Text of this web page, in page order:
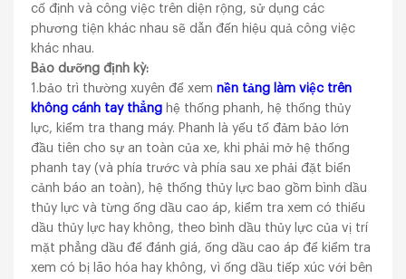
cố định và công việc trên diện rộng, sử dụng các
phương tiện khác nhau sẽ dẫn đến hiệu quả công việc
khác nhau.
Bảo dưỡng định kỳ:
1.bảo trì thường xuyên để xemnền tảng làm việc trên
không cánh tay thẳng hệ thống phanh, hệ thống thủy
lực, kiểm tra thang máy. Phanh là yếu tố đảm bảo lớn
đầu tiên cho sự an toàn của xe, khi phải mở hệ thống
phanh tay (và phía trước và phía sau xe phải đặt biển
cảnh báo an toàn), hệ thống thủy lực bao gồm bình dầu
thủy lực và từng ống dầu cao áp, kiểm tra xem có thiếu
dầu thủy lực hay không, theo bình dầu thủy lực của vị trí
mặt phẳng dầu để đánh giá, ống dầu cao áp để kiểm tra
xem có bị lão hóa hay không, vì ống dầu tiếp xúc với bên